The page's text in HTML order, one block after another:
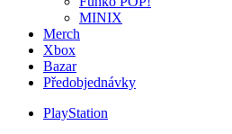
MINIX
Merch
Xbox
Bazar
Předobjednávky
PlayStation